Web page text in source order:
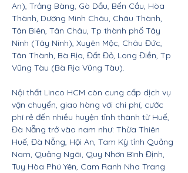
An), Trảng Bàng, Gò Dầu, Bến Cầu, Hòa
Thành, Dương Minh Châu, Châu Thành,
Tân Biên, Tân Châu, Tp thành phố Tây
Ninh (Tây Ninh), Xuyên Mộc, Châu Đức,
Tân Thành, Bà Rịa, Đất Đỏ, Long Điền, Tp
Vũng Tàu (Bà Rịa Vũng Tàu).
Nội thất Linco HCM còn cung cấp dịch vụ
vận chuyển, giao hàng với chi phí, cước
phí rẻ đến nhiều huyện tỉnh thành từ Huế,
Đà Nẵng trở vào nam như: Thừa Thiên
Huế, Đà Nẵng, Hội An, Tam Kỳ tỉnh Quảng
Nam, Quảng Ngãi, Quy Nhơn Bình Định,
Tuy Hòa Phú Yên, Cam Ranh Nha Trang